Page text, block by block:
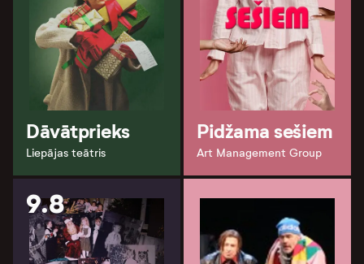
Dāvātprieks
Liepājas teātris
Pidžama sešiem
Art Management Group
9.8